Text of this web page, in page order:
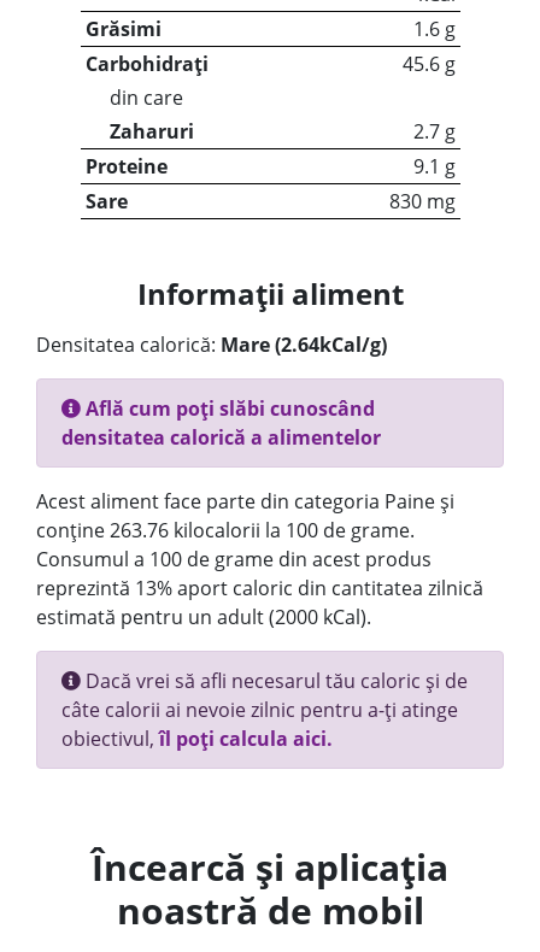
Grăsimi
1.6 g
Carbohidrați
45.6 g
din care
Zaharuri
2.7 g
Proteine
9.1 g
Sare
830 mg
Informații aliment
Densitatea calorică: Mare (2.64kCal/g)
Află cum poți slăbi cunoscând
densitatea calorică a alimentelor
Acest aliment face parte din categoria Paine și
conține 263.76 kilocalorii la 100 de grame.
Consumul a 100 de grame din acest produs
reprezintă 13% aport caloric din cantitatea zilnică
estimată pentru un adult (2000 kCal).
Dacă vrei să afli necesarul tău caloric și de
câte calorii ai nevoie zilnic pentru a-ți atinge
obiectivul,îl poți calcula aici.
Încearcă și aplicația
noastră de mobil